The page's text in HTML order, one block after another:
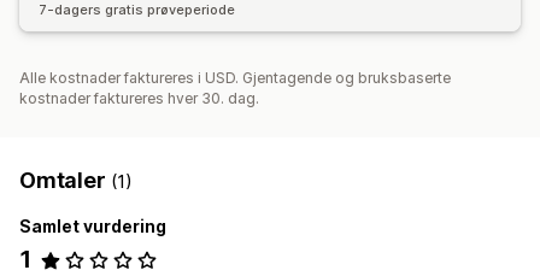
7-dagers gratis prøveperiode
Alle kostnader faktureres i USD. Gjentagende og bruksbaserte
kostnader faktureres hver 30. dag.
Omtaler (1)
Samlet vurdering
1